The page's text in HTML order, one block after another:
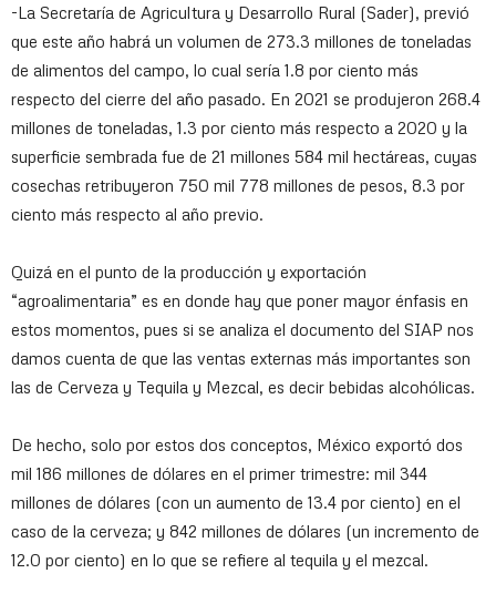
-La Secretaría de Agricultura y Desarrollo Rural (Sader), previó
que este año habrá un volumen de 273.3 millones de toneladas
de alimentos del campo, lo cual sería 1.8 por ciento más
respecto del cierre del año pasado. En 2021 se produjeron 268.4
millones de toneladas, 1.3 por ciento más respecto a 2020 y la
superficie sembrada fue de 21 millones 584 mil hectáreas, cuyas
cosechas retribuyeron 750 mil 778 millones de pesos, 8.3 por
ciento más respecto al año previo.
Quizá en el punto de la producción y exportación
“agroalimentaria” es en donde hay que poner mayor énfasis en
estos momentos, pues si se analiza el documento del SIAP nos
damos cuenta de que las ventas externas más importantes son
las de Cerveza y Tequila y Mezcal, es decir bebidas alcohólicas.
De hecho, solo por estos dos conceptos, México exportó dos
mil 186 millones de dólares en el primer trimestre: mil 344
millones de dólares (con un aumento de 13.4 por ciento) en el
caso de la cerveza; y 842 millones de dólares (un incremento de
12.0 por ciento) en lo que se refiere al tequila y el mezcal.